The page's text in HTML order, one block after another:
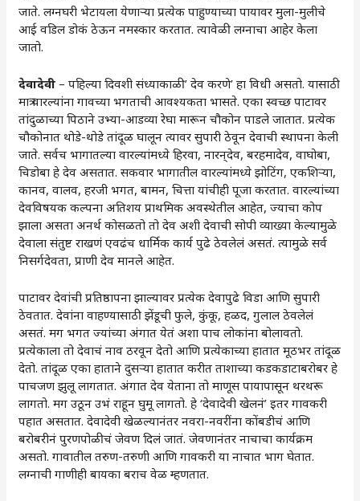
जाते. लग्नघरी भेटायला येणाऱ्या प्रत्येक पाहुण्याच्या पायावर मुला-मुलीचे
आई वडिल डोकं ठेऊन नमस्कार करतात. त्यावेळी लग्नाचा आहेर केला
जातो.
देवादेवी – पहिल्या दिवशी संध्याकाळी’ देव करणे’ हा विधी असतो. यासाठी
मात्र वारल्यांना गावच्या भगताची आवश्यकता भासते. एका स्वच्छ पाटावर
तांदुळाच्या पिठाने उभ्या-आडव्या रेघा मारून चौकोन पाडले जातात. प्रत्येक
चौकोनात थोडे-थोडे तांदूळ घालून त्यावर सुपारी ठेवून देवाची स्थापना केली
जाते. सर्वच भागातल्या वारल्यांमध्ये हिरवा, नारन्‌देव, बरहमादेव, वाघोबा,
चिडोबा हे देव असतात. सकवार भागातील वारल्यांमध्ये झोटिंग, एकशिऱ्या,
कानव, वालव, हरजी भगत, बामन, चित्ता यांचीही पूजा करतात. वारल्यांच्या
देवविषयक कल्पना अतिशय प्राथमिक अवस्थेतील आहेत, ज्याचा कोप
झाला असता अनर्थ कोसळतो तो देव अशी देवाची सोपी व्याख्या केल्यामुळे
देवाला संतुष्ट राखणं एवढंच धार्मिक कार्य पुढे ठेवलेलं असतं. त्यामुळे सर्व
निसर्गदेवता, प्राणी देव मानले आहेत.
पाटावर देवांची प्रतिष्ठापना झाल्यावर प्रत्येक देवापुढे विडा आणि सुपारी
ठेवतात. देवांना वाहण्यासाठी झेंडूची फुले, कुंकू, हळद, गुलाल ठेवलेलं
असतं. मग भगत ज्यांच्या अंगात येतं अशा पाच लोकांना बोलावतो.
प्रत्येकाला तो देवाचं नाव ठरवून देतो आणि प्रत्येकाच्या हातात मूठभर तांदूळ
देतो. तांदूळ एका हाताने दुसऱ्या हातात करीत ताशाच्या कडकडाटाबरोबर हे
पाचजण झुलू लागतात. अंगात देव येताना तो माणूस पायापासून थरथरू
लागतो. मग उठून उभं राहून घुमू लागतो. हे ‘देवादेवी खेलनं’ इतर गावकरी
पहात असतात. देवादेवी खेळल्यानंतर नवरा-नवरींना कोंबडीचं आणि
बरोबरीनं पुरणपोळीचं जेवण दिलं जातं. जेवणानंतर नाचाचा कार्यक्रम
असतो. गावातील तरुण-तरुणी आणि गावकरी या नाचात भाग घेतात.
लग्नाची गाणीही बायका बराच वेळ म्हणतात.